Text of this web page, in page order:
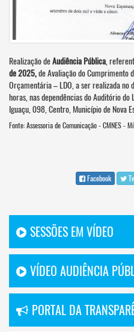
Realização deAudiência Pública,
de 2025,de Avaliação do Cumprimento
Orçamentária – LDO, a ser realizada no
horas, nas dependências do Auditório
Iguaçu, 098, Centro, Município de Nova
Fonte: Assessoria de Comunicação - CMNES -
Facebook
SESSÕES EM VÍDEO
VÍDEO AUDIÊNCIA
PORTAL DA